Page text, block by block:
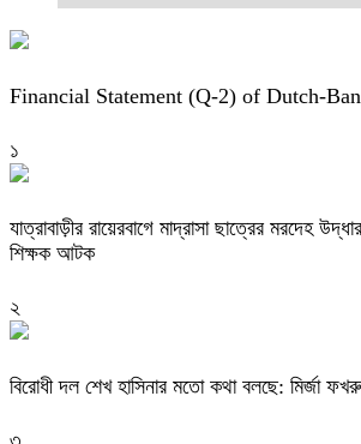
Financial Statement (Q-2) of Dutch-
১
যাত্রাবাড়ীর রায়েরবাগে মাদ্রাসা ছাত্রের মরদেহ
শিক্ষক আটক
২
বিরোধী দল শেখ হাসিনার মতো কথা বলছে: মির্জা